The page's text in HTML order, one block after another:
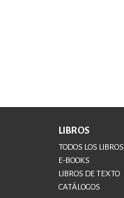
LIBROS
TODOS LOS LIBROS
E-BOOKS
LIBROS DE TEXTO
CATÁLOGOS